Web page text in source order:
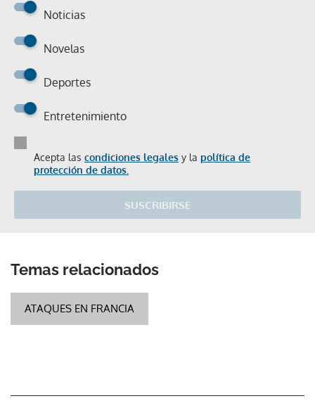
Noticias
Novelas
Deportes
Entretenimiento
Acepta las condiciones legales y la política de
protección de datos.
SUSCRIBIRSE
Temas relacionados
ATAQUES EN FRANCIA